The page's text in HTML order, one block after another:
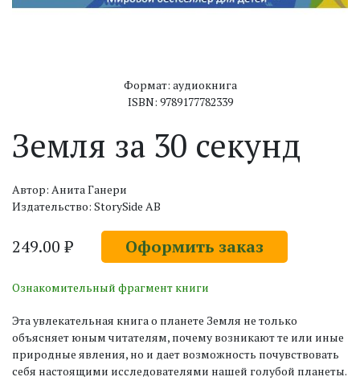
Формат: аудиокнига
ISBN: 9789177782339
Земля за 30 секунд
Автор: Анита Ганери
Издательство: StorySide AB
249.00 ₽ Оформить заказ
Ознакомительный фрагмент книги
Эта увлекательная книга о планете Земля не только
объясняет юным читателям, почему возникают те или иные
природные явления, но и дает возможность почувствовать
себя настоящими исследователями нашей голубой планеты.